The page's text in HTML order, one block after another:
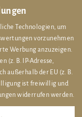
Technologien, um
vorzunehmen
Werbung anzuzeigen.
(z. B. IP-Adresse,
außerhalb der EU (z. B.
ist freiwillig und
widerrufen werden.
Sie Kulinarisches im
, freuen Sie sich
im Beautybereich
Harz
und
Harz
in den
Hotels
Harzburg.